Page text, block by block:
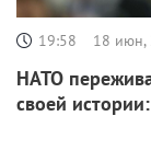
19:58 18 июн,
НАТО
своей